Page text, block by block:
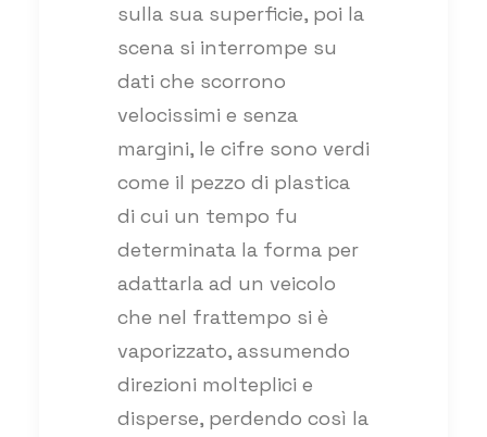
sulla sua superficie, poi la
scena si interrompe su
dati che scorrono
velocissimi e senza
margini, le cifre sono verdi
come il pezzo di plastica
di cui un tempo fu
determinata la forma per
adattarla ad un veicolo
che nel frattempo si è
vaporizzato, assumendo
direzioni molteplici e
disperse, perdendo così la